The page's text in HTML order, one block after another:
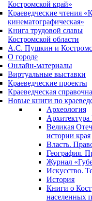
Костромской край»
Краеведческие чтения
кинематографическая»
Книга трудовой славы
Костромской области
А.С. Пушкин и
О городе
Онлайн-материалы
Виртуальные выставки
Краеведческие проекты
Краеведческая
Новые книги по
Археология
Архитектура
Великая
истории края
Власть.
География.
Журнал
Искусство.
История
Книги о
населенных